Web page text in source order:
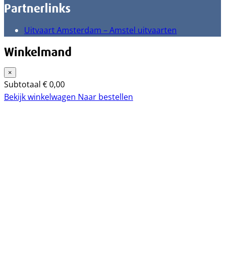
Partnerlinks
Uitvaart Amsterdam – Amstel uitvaarten
Winkelmand
×
Subtotaal €0,00
Bekijk winkelwagen Naar bestellen